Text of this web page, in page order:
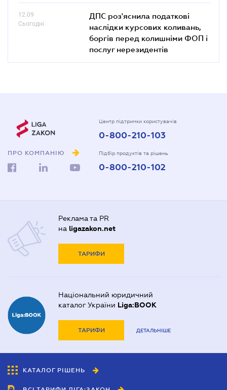
12.09
Сьогодні
ДПС роз'яснила податкові
наслідки курсових коливань,
боргів перед колишніми ФОП і
послуг нерезидентів
ПРО КОМПАНІЮ
Центр підтримки користувачів
0-800-210-103
Підбір продуктів та рішень
0-800-210-102
Реклама та PR
на ligazakon.net
ТАРИФИ
Національний юридичний
каталог України Liga:BOOK
ТАРИФИ ДЕТАЛЬНІШЕ
КАТАЛОГ РІШЕНЬ